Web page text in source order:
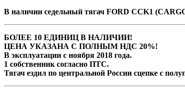
В наличии седельный тягач FORD CCK1
БОЛЕЕ 10 ЕДИНИЦ В НАЛИЧИИ!
ЦЕНА УКАЗАНА С ПОЛНЫМ НДС 20%!
В эксплуатации с ноября 2018 года.
1 собственник согласно ПТС.
Тягач ездил по центральной России сцепке с